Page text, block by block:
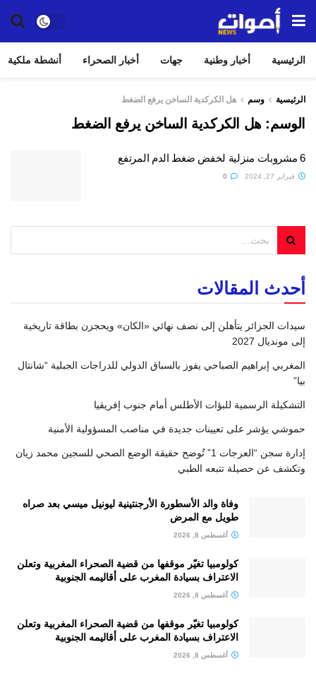
الرئيسية أخبار وطنية جهات أخبار الصحراء أنشطة ملكية
الرئيسية وسم هل الكركدية الساخن يرفع الضغط
الوسم:هل الكركدية الساخن يرفع الضغط
6 مشروبات منزلية لخفض ضغط الدم المرتفع
فبراير 27, 2024
أحدث المقالات
سيدات الجزائر يتأهلن إلى نصف نهائي «الكان» ويحجزن بطاقة تاريخية
إلى مونديال 2027
المغربي إبراهيم الصباحي يفوز بالسباق الدولي للدراجات الجبلية “شانتال
بيا”
التشكيلة الرسمية للبؤات الأطلس أمام جنوب إفريقيا
حموشي يؤشر على تعيينات جديدة في مناصب المسؤولية الأمنية
إدارة سجن “العرجات 1” تُوضح حقيقة الوضع الصحي للسجين محمد زيان
وتكشف عن حصيلة تتبعه الطبي
وفاة والد الأسطورة الأرجنتينية ليونيل ميسي بعد صراه
طويل مع المرض
أغسطس 8, 2026
كولومبيا تغيّر موقفها من قضية الصحراء المغربية وتعلن
الاعتراف بسيادة المغرب على أقاليمه الجنوبية
أغسطس 8, 2026
كولومبيا تغيّر موقفها من قضية الصحراء المغربية وتعلن
الاعتراف بسيادة المغرب على أقاليمه الجنوبية
أغسطس 8, 2026